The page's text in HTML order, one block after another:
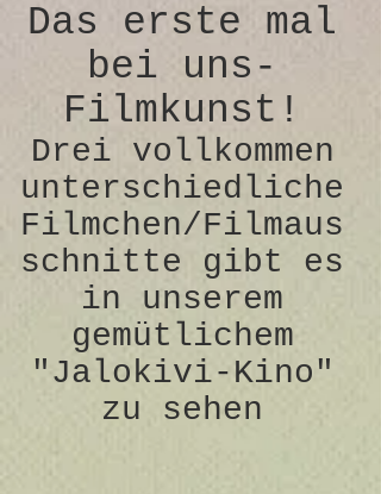
Das erste mal
bei uns-
Filmkunst!
Drei vollkommen
unterschiedliche
Filmchen/Filmaus
schnitte gibt es
in unserem
gemütlichem
"Jalokivi-Kino"
zu sehen